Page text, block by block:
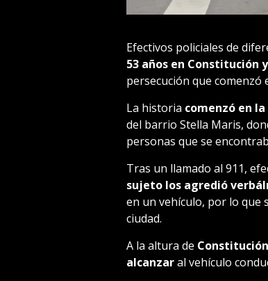
Efectivos policiales de
53 años en Constitución
persecución que comenzó
La historia comenzó en
del barrio Stella Maris,
personas que se
Tras un llamado al 911,
sujeto los agredió
en un vehículo, por lo que
ciudad.
A la altura de
alcanzaral vehículo